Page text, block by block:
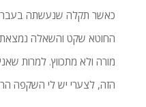
כאשר תקלה שנעשתה בעבר
החוטא שקט והשאלה
מורה ולא מתכווץ. למרות
הזה, לצערי יש לי השקפה